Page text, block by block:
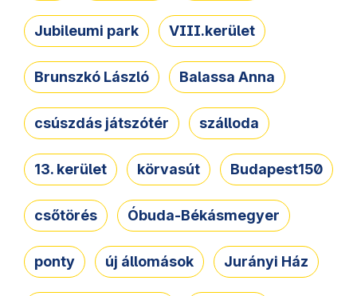
Jubileumi park VIII.kerület
Brunszkó László Balassa Anna
csúszdás játszótér szálloda
13. kerület körvasút Budapest150
csőtörés Óbuda-Békásmegyer
ponty új állomások Jurányi Ház